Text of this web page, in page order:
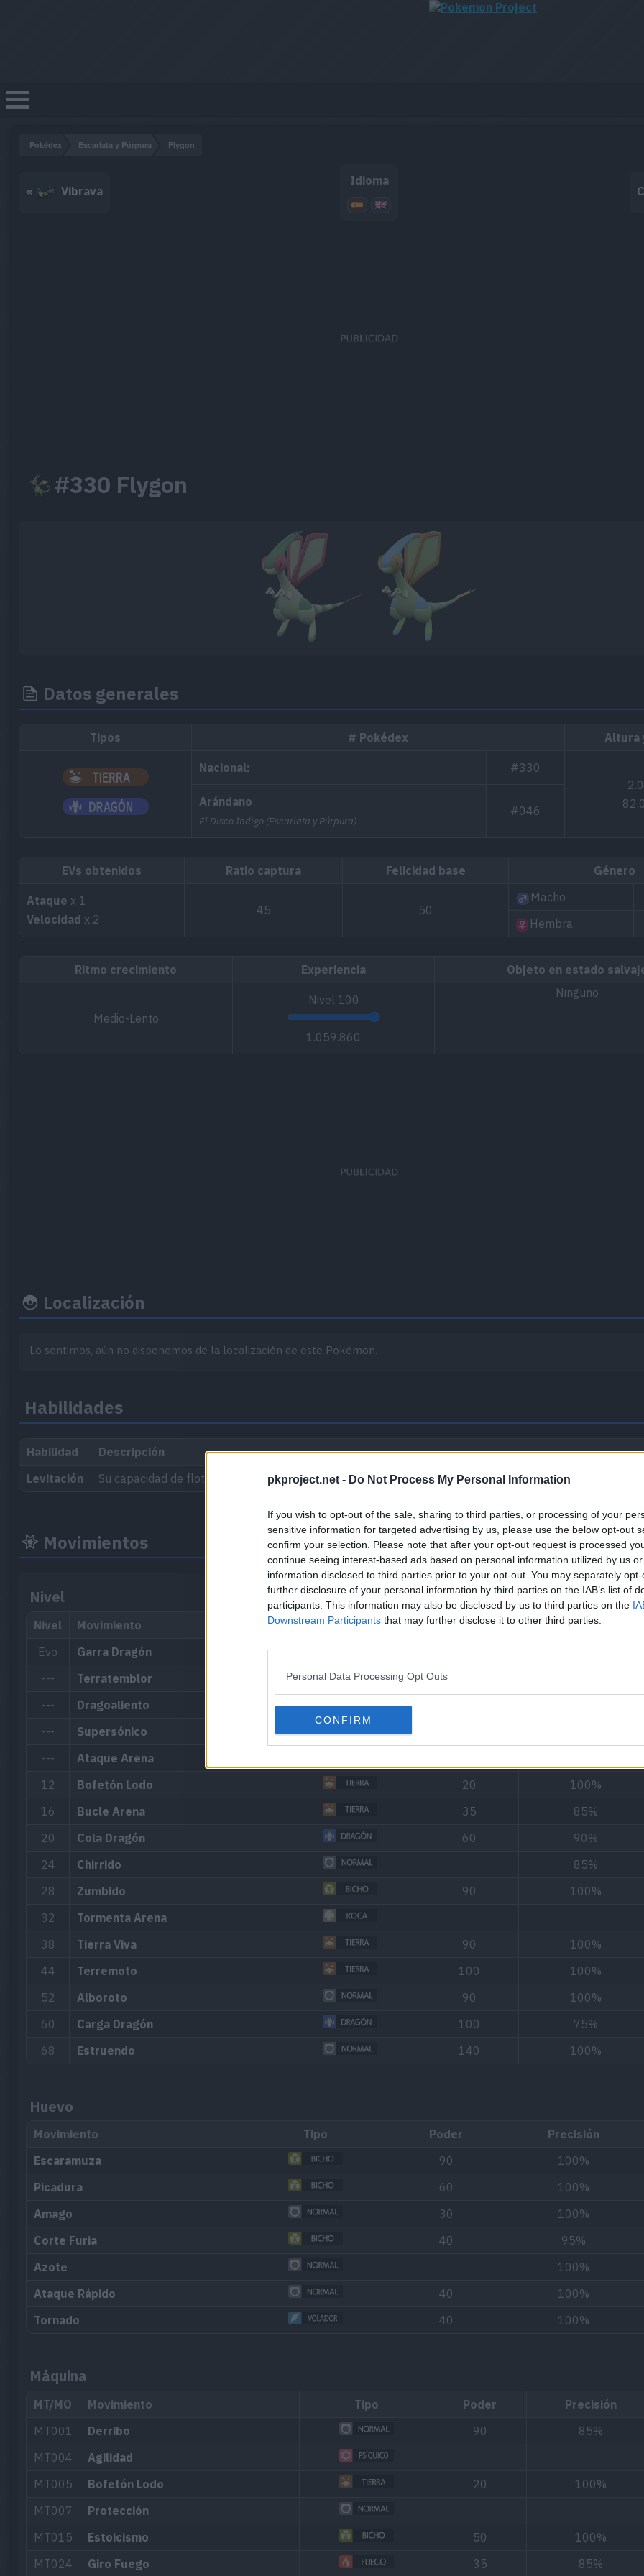
pkproject.net - Do Not Process My Personal Information
If you wish to opt-out of the sale, sharing to third parties, or processing of your
sensitive information for targeted advertising by us, please use the below opt-out
confirm your selection. Please note that after your opt-out request is processed
continue seeing interest-based ads based on personal information utilized by us
information disclosed to third parties prior to your opt-out. You may separately
further disclosure of your personal information by third parties on the IAB’s list of
participants. This information may also be disclosed by us to third parties on the
Downstream Participants that may further disclose it to other third parties.
Personal Data Processing Opt Outs
CONFIRM
Pokédex Escarlata y Púrpura Flygon
« Vibrava
Idioma
#330 Flygon
Datos generales
Tipos # Pokédex Altura
Nacional: #330
Arándano:
El Disco Índigo (Escarlata y Púrpura)
#046
EVs obtenidos Ratio captura Felicidad base Género
Ataque x 1
Velocidad x 2
45 50
Macho
Hembra
Ritmo crecimiento Experiencia Objeto en estado
Medio-Lento
Nivel 100
1.059.860
Ninguno
Localización
Lo sentimos, aún no disponemos de la localización de este Pokémon.
Habilidades
Habilidad
Descripción
Levitación
Su capacidad de flotar sobre el suelo le proporciona inmunidad frente a los movimientos de tipo Tierra.
Movimientos
Nivel
Nivel Movimiento Tipo Poder
Precisión
Evo
Garra Dragón 80
100%
---
Terratemblor
---
Dragoaliento
---
Supersónico
---
Ataque Arena
12
Bofetón Lodo 20
100%
16
Bucle Arena 35
85%
20
Cola Dragón 60
90%
24
Chirrido
85%
28
Zumbido 90
100%
32
Tormenta Arena
38
Tierra Viva 90
100%
44
Terremoto 100
100%
52
Alboroto 90
100%
60
Carga Dragón 100
75%
68
Estruendo 140 100%
Huevo
Movimiento Tipo Poder
Precisión
Escaramuza
90
100%
Picadura
60
100%
Amago
30
100%
Corte Furia
40
95%
Azote
100%
Ataque Rápido
40
100%
Tornado
40 100%
Máquina
MT/MO Movimiento Tipo Poder
Precisión
MT001
Derribo 90
85%
MT004
Agilidad
MT005
Bofetón Lodo 20
100%
MT007
Protección
MT015
Estoicismo 50
100%
MT024
Giro Fuego 35 85%